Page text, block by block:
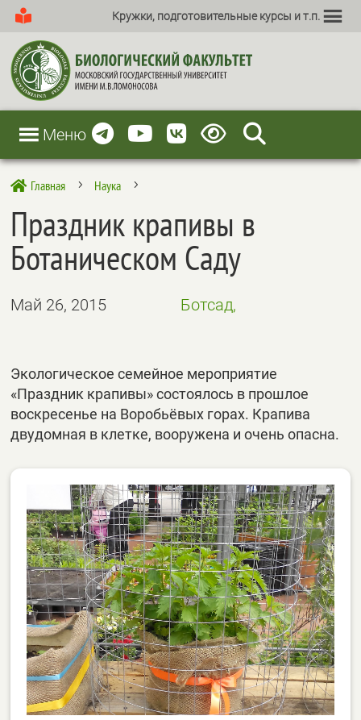
Кружки, подготовительные курсы и т.п.
Меню
 Главная 5 Наука 5
Праздник крапивы в
Ботаническом Саду
Май 26, 2015 Ботсад,
Экологическое семейное мероприятие
«Праздник крапивы» состоялось в прошлое
воскресенье на Воробьёвых горах. Крапива
двудомная в клетке, вооружена и очень опасна.